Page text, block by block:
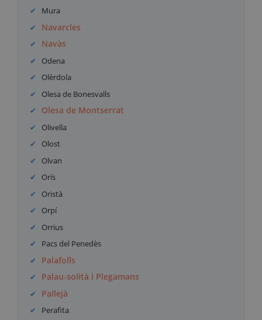
Mura
Navarcles
Navàs
Odena
Olèrdola
Olesa de Bonesvalls
Olesa de Montserrat
Olivella
Olost
Olvan
Orís
Oristà
Orpí
Orrius
Pacs del Penedès
Palafolls
Palau-solità i Plegamans
Pallejà
Perafita